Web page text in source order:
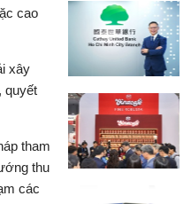
cao
xây
quyết
tham
thu
các